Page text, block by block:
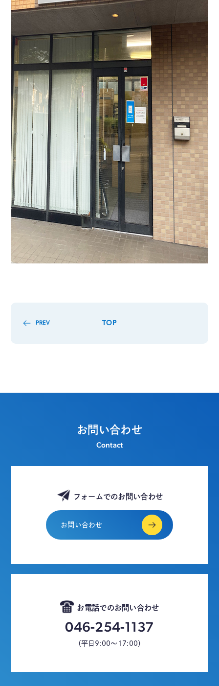
PREV TOP
お問い合わせ
Contact
フォームでのお問い合わせ
お問い合わせ
お電話でのお問い合わせ
046-254-1137
（平日9:00～17:00）